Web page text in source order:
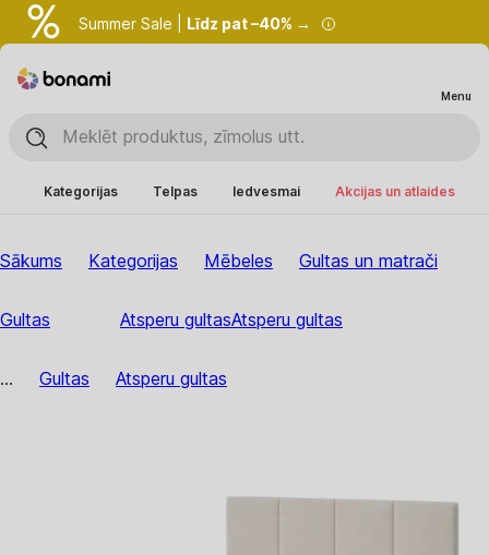
Summer Sale | Līdz pat –40% →
Menu
Kategorijas Telpas Iedvesmai Akcijas un atlaides
Sākums Kategorijas Mēbeles Gultas un matrači
Gultas Atsperu gultasAtsperu gultas
... Gultas Atsperu gultas